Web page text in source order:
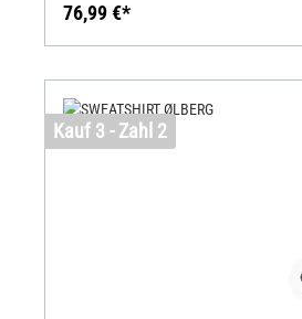
76,99 €*
Kauf 3 - Zahl 2